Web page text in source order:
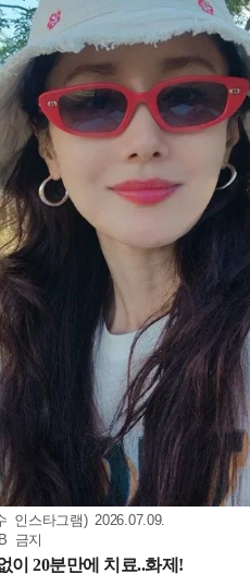
인스타그램) 2026.07.09.
금지